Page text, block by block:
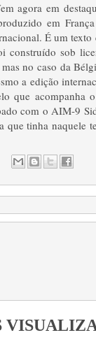
agora em
em
É um
sob
no caso da
a edição
que acompanha
com o AIM-9
que tinha naquele